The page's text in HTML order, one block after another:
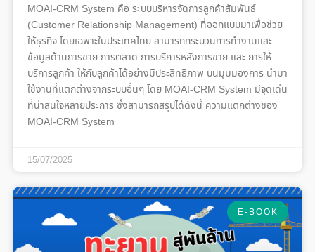
MOAI-CRM System คือ ระบบบริหารจัดการลูกค้าสัมพันธ์
(Customer Relationship Management) ที่ออกแบบมาเพื่อช่วย
ให้ธุรกิจ โดยเฉพาะในประเทศไทย สามารถกระบวนการทำงานและ
ข้อมูลด้านการขาย การตลาด การบริการหลังการขาย และ การให้
บริการลูกค้า ให้กับลูกค้าได้อย่างมีประสิทธิภาพ บนมุมมองการ นำมา
ใช้งานที่แตกต่างจากระบบอื่นๆ โดย MOAI-CRM System มีจุดเด่น
ที่น่าสนใจหลายประการ ซึ่งสามารถสรุปได้ดังนี้ ความแตกต่างของ
MOAI-CRM System
15/07/2025
E-BOOK